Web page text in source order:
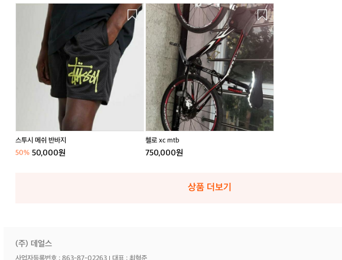
스투시 메쉬 반바지
50% 50,000원
첼
로
x
c
m
t
b
첼로 xc mtb
750,000원
상품 더보기
(주) 데얼스